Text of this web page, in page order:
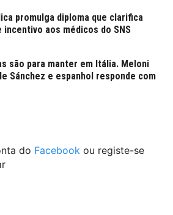
promulga diploma que clarifica
aos médicos do SNS
são para manter em Itália. Meloni
Sánchez e espanhol responde com
do Facebook ou registe-se